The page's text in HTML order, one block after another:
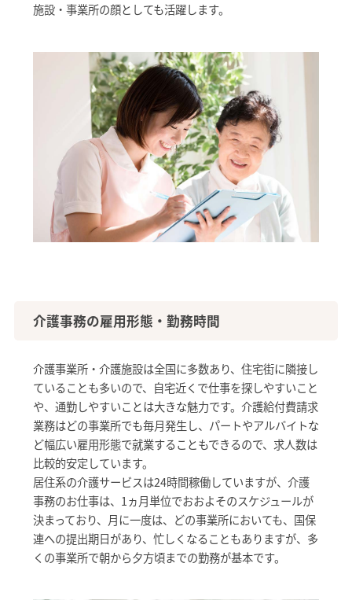
施設・事業所の顔としても活躍します。
介護事務の雇用形態・勤務時間
介護事業所・介護施設は全国に多数あり、住宅街に隣接し
ていることも多いので、自宅近くで仕事を探しやすいこと
や、通勤しやすいことは大きな魅力です。介護給付費請求
業務はどの事業所でも毎月発生し、パートやアルバイトな
ど幅広い雇用形態で就業することもできるので、求人数は
比較的安定しています。
居住系の介護サービスは24時間稼働していますが、介護
事務のお仕事は、1ヵ月単位でおおよそのスケジュールが
決まっており、月に一度は、どの事業所においても、国保
連への提出期日があり、忙しくなることもありますが、多
くの事業所で朝から夕方頃までの勤務が基本です。